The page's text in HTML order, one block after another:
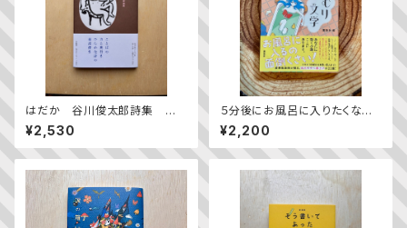
はだか 谷川俊太郎詩集 新
装版
¥2,530
５分後にお風呂に入りたくなる！
湯けむり文学
¥2,200